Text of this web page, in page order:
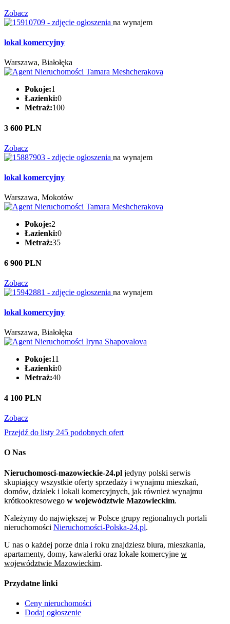
Zobacz
na wynajem
lokal komercyjny
Warszawa, Białołęka
Pokoje:1
Łazienki:0
Metraż:100
3 600 PLN
Zobacz
na wynajem
lokal komercyjny
Warszawa, Mokotów
Pokoje:2
Łazienki:0
Metraż:35
6 900 PLN
Zobacz
na wynajem
lokal komercyjny
Warszawa, Białołęka
Pokoje:11
Łazienki:0
Metraż:40
4 100 PLN
Zobacz
Przejdź do listy 245 podobnych ofert
O Nas
Nieruchomosci-mazowieckie-24.pl jedyny polski serwis
skupiający wszystkie oferty sprzedaży i wynajmu mieszkań,
domów, działek i lokali komercyjnych, jak również wynajmu
krótkookresowego w województwie Mazowieckim.
Należymy do największej w Polsce grupy regionalnych portali
nieruchomości Nieruchomości-Polska-24.pl.
U nas o każdej porze dnia i roku znajdziesz biura, mieszkania,
apartamenty, domy, kawalerki oraz lokale komercyjne w
województwie Mazowieckim.
Przydatne linki
Ceny nieruchomości
Dodaj ogłoszenie